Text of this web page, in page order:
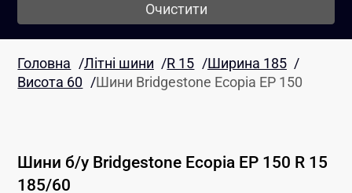
Очистити
Головна /Літні шини /R 15 /Ширина 185 /
Висота 60 /Шини Bridgestone Ecopia EP 150
Шини б/у Bridgestone Ecopia EP 150 R 15
185/60